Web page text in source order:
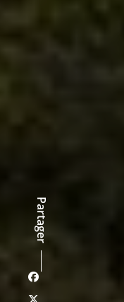
Partager